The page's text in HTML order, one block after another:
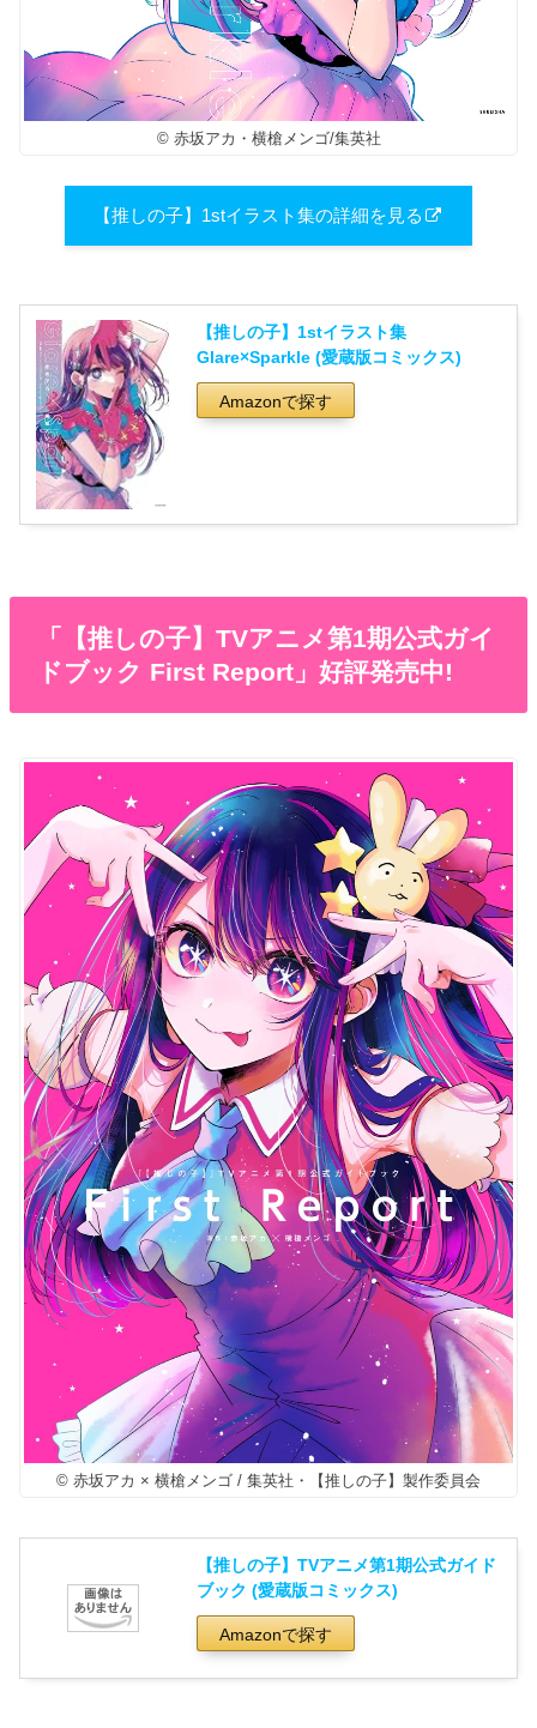
© 赤坂アカ・横槍メンゴ/集英社
【推しの子】1stイラスト集の詳細を見る
【推しの子】1stイラスト集
Glare×Sparkle (愛蔵版コミックス)
Amazonで探す
「【推しの子】TVアニメ第1期公式ガイ
ドブック First Report」好評発売中!
© 赤坂アカ × 横槍メンゴ / 集英社・【推しの子】製作委員会
【推しの子】TVアニメ第1期公式ガイド
ブック (愛蔵版コミックス)
Amazonで探す